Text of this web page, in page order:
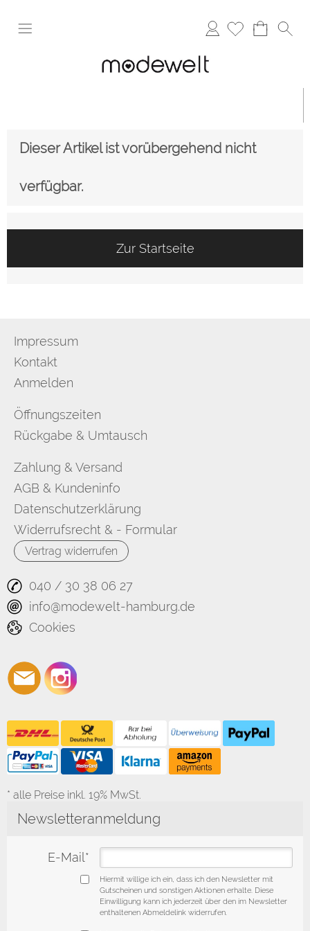
Anmelden
Dieser Artikel ist vorübergehend nicht
verfügbar.
Zur Startseite
Impressum
Kontakt
Anmelden
Öffnungszeiten
Rückgabe & Umtausch
Zahlung & Versand
AGB & Kundeninfo
Datenschutzerklärung
Widerrufsrecht & - Formular
Vertrag widerrufen
040 / 30 38 06 27
info@modewelt-hamburg.de
Cookies
* alle Preise inkl. 19% MwSt.